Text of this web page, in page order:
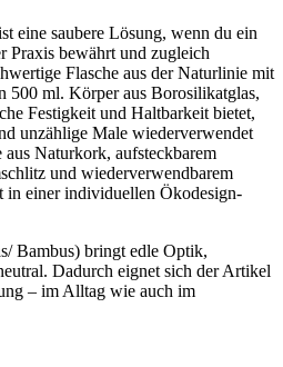
eine saubere Lösung, wenn du ein
Praxis bewährt und zugleich
Flasche aus der Naturlinie mit
500 ml. Körper aus Borosilikatglas,
Festigkeit und Haltbarkeit bietet,
unzählige Male wiederverwendet
Naturkork, aufsteckbarem
und wiederverwendbarem
in einer individuellen Ökodesign-
Bambus) bringt edle Optik,
Dadurch eignet sich der Artikel
– im Alltag wie auch im